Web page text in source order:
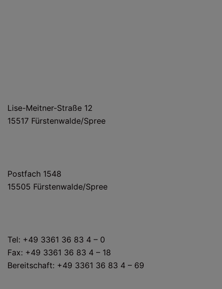
Lise-Meitner-Straße 12
15517 Fürstenwalde/Spree
Postfach 1548
15505 Fürstenwalde/Spree
Tel: +49 3361 36 83 4 – 0
Fax: +49 3361 36 83 4 – 18
Bereitschaft: +49 3361 36 83 4 – 69